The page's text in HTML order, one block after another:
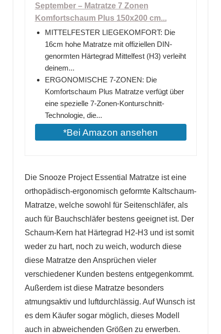
September – Matratze 7 Zonen
Komfortschaum Plus 150x200 cm...
MITTELFESTER LIEGEKOMFORT: Die
16cm hohe Matratze mit offiziellen DIN-
genormten Härtegrad Mittelfest (H3) verleiht
deinem...
ERGONOMISCHE 7-ZONEN: Die
Komfortschaum Plus Matratze verfügt über
eine spezielle 7-Zonen-Konturschnitt-
Technologie, die...
*Bei Amazon ansehen
Die Snooze Project Essential Matratze ist eine
orthopädisch-ergonomisch geformte Kaltschaum-
Matratze, welche sowohl für Seitenschläfer, als
auch für Bauchschläfer bestens geeignet ist. Der
Schaum-Kern hat Härtegrad H2-H3 und ist somit
weder zu hart, noch zu weich, wodurch diese
diese Matratze den Ansprüchen vieler
verschiedener Kunden bestens entgegenkommt.
Außerdem ist diese Matratze besonders
atmungsaktiv und luftdurchlässig. Auf Wunsch ist
es dem Käufer sogar möglich, dieses Modell
auch in abweichenden Größen zu erwerben.